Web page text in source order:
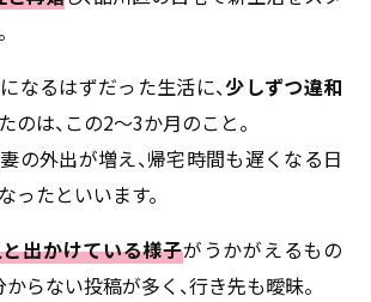
なるはずだった生活に、少しずつ違和
のは、この2〜3か月のこと。
の外出が増え、帰宅時間も遅くなる日
ったといいます。
出かけている様子がうかがえるもの
らない投稿が多く、行き先も曖昧。